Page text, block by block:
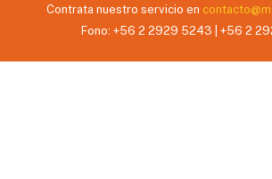
Contrata nuestro servicio en
Fono: +56 2 2929 5243 | +56 2